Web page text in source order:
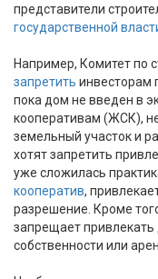
представители
государственной
Например, Комитет по
запретить инвесторам
пока дом не введен в
кооперативам (ЖСК),
земельный участок и
хотят запретить
уже сложилась
кооператив,
разрешение. Кроме
запрещает
собственности или